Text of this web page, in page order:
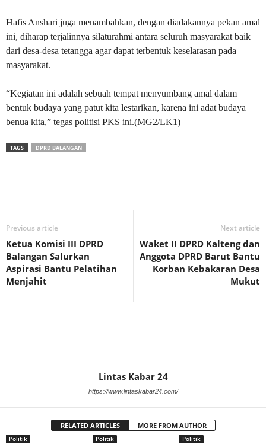
Hafis Anshari juga menambahkan, dengan diadakannya pekan amal
ini, diharap terjalinnya silaturahmi antara seluruh masyarakat baik
dari desa-desa tetangga agar dapat terbentuk keselarasan pada
masyarakat.
“Kegiatan ini adalah sebuah tempat menyumbang amal dalam
bentuk budaya yang patut kita lestarikan, karena ini adat budaya
benua kita,” tegas politisi PKS ini.(MG2/LK1)
TAGS DPRD BALANGAN
Previous article
Ketua Komisi III DPRD
Balangan Salurkan
Aspirasi Bantu Pelatihan
Menjahit
Next article
Waket II DPRD Kalteng dan
Anggota DPRD Barut Bantu
Korban Kebakaran Desa
Mukut
Lintas Kabar 24
https://www.lintaskabar24.com/
RELATED ARTICLES MORE FROM AUTHOR
Politik Politik Politik